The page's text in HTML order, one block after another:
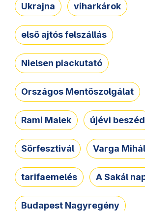
Ukrajna viharkárok
első ajtós felszállás
Nielsen piackutató
Országos Mentőszolgálat
Rami Malek újévi beszéd
Sörfesztivál Varga
tarifaemelés A Sakál
Budapest Nagyregény